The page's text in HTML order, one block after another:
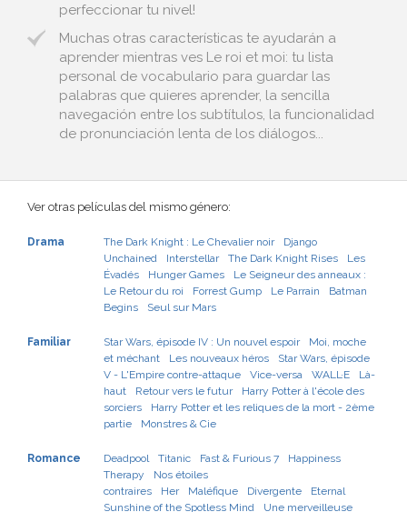
perfeccionar tu nivel!
Muchas otras características te ayudarán a
aprender mientras ves Le roi et moi: tu lista
personal de vocabulario para guardar las
palabras que quieres aprender, la sencilla
navegación entre los subtítulos, la funcionalidad
de pronunciación lenta de los diálogos...
Ver otras películas del mismo género:
Drama The Dark Knight : Le Chevalier noir
Django
Unchained
Interstellar The Dark Knight Rises
Les
Évadés
Hunger Games
Le Seigneur des anneaux :
Le Retour du roi
Forrest Gump Le Parrain
Batman
Begins
Seul sur Mars
Familiar Star Wars, épisode IV : Un nouvel espoir
Moi, moche
et méchant
Les nouveaux héros
Star Wars, épisode
V - L'Empire contre-attaque
Vice-versa WALL·E
Là-
haut
Retour vers le futur
Harry Potter à l'école des
sorciers
Harry Potter et les reliques de la mort - 2ème
partie
Monstres & Cie
Romance Deadpool Titanic Fast & Furious 7
Happiness
Therapy
Nos étoiles
contraires
Her Maléfique Divergente
Eternal
Sunshine of the Spotless Mind
Une merveilleuse